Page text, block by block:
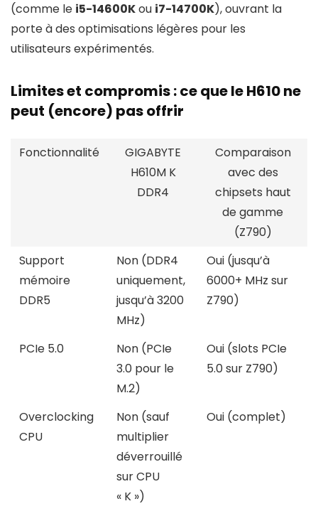
(comme le i5-14600Kou i7-14700K), ouvrant la
porte à des optimisations légères pour les
utilisateurs expérimentés.
Limites et compromis : ce que le H610 ne
peut (encore) pas offrir
Fonctionnalité
GIGABYTE
H610M K
DDR4
Comparaison
avec des
chipsets haut
de gamme
(Z790)
Support
mémoire
DDR5
Non (DDR4
uniquement,
jusqu’à 3200
MHz)
Oui (jusqu’à
6000+ MHz sur
Z790)
PCIe 5.0
Non (PCIe
3.0 pour le
M.2)
Oui (slots PCIe
5.0 sur Z790)
Overclocking
CPU
Non (sauf
multiplier
déverrouillé
sur CPU
« K »)
Oui (complet)